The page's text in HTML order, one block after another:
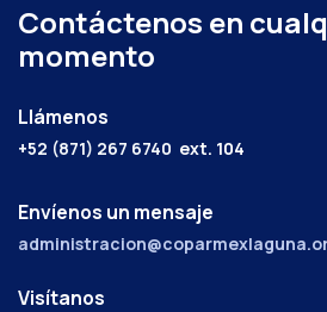
Contáctenos en
momento
Llámenos
+52 (871) 267 6740 ext. 104
Envíenos un mensaje
Visítanos